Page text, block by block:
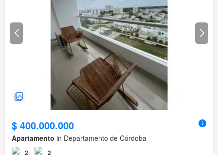
$ 400.000.000
Apartamento in Departamento de Córdoba
2 2